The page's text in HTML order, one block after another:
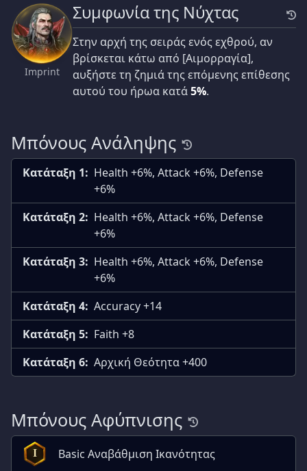
Imprint
Συμφωνία της Νύχτας
Στην αρχή της σειράς ενός εχθρού, αν
βρίσκεται κάτω από [Αιμορραγία],
αυξήστε τη ζημιά της επόμενης επίθεσης
αυτού του ήρωα κατά5%.
Μπόνους Ανάληψης
Κατάταξη 1: Health +6%, Attack +6%, Defense
+6%
Κατάταξη 2: Health +6%, Attack +6%, Defense
+6%
Κατάταξη 3: Health +6%, Attack +6%, Defense
+6%
Κατάταξη 4: Accuracy +14
Κατάταξη 5: Faith +8
Κατάταξη 6: Αρχική Θεότητα +400
Μπόνους Αφύπνισης
I Basic Αναβάθμιση Ικανότητας